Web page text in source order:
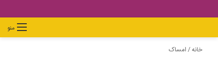
منوجستجو
برایپوسته
سبد
خانه/امساک